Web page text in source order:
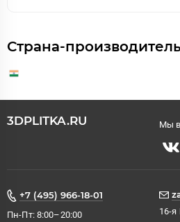
Страна-
3DPLITKA.RU Мы в
+7 (495) 966-18-01
Пн-Пт: 8:00–20:00
16-я